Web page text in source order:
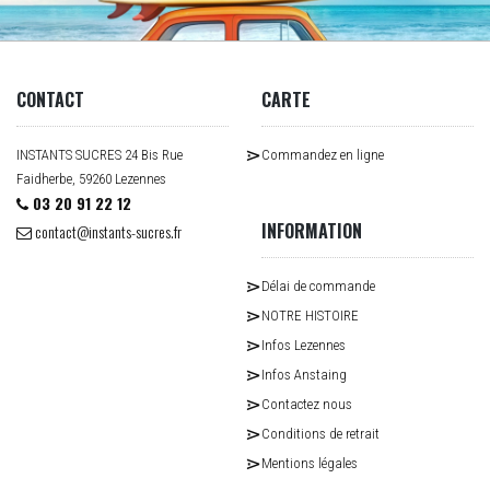
CONTACT
INSTANTS SUCRES 24 Bis Rue
Faidherbe, 59260 Lezennes
03 20 91 22 12
contact@instants-sucres.fr
CARTE
Commandez en ligne
INFORMATION
Délai de commande
NOTRE HISTOIRE
Infos Lezennes
Infos Anstaing
Contactez nous
Conditions de retrait
Mentions légales